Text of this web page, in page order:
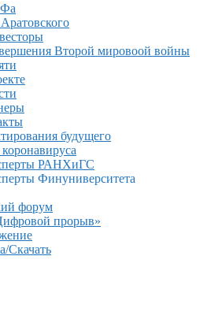
Второй мировоой войны
будущего
РАНХиГС
Финуниверситета
форум
прорыв»
Скачать